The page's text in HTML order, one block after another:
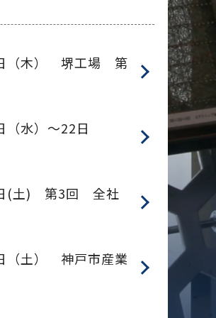
（木） 堺工場 第
（水）～22日
(土) 第3回 全社
（土） 神戸市産業